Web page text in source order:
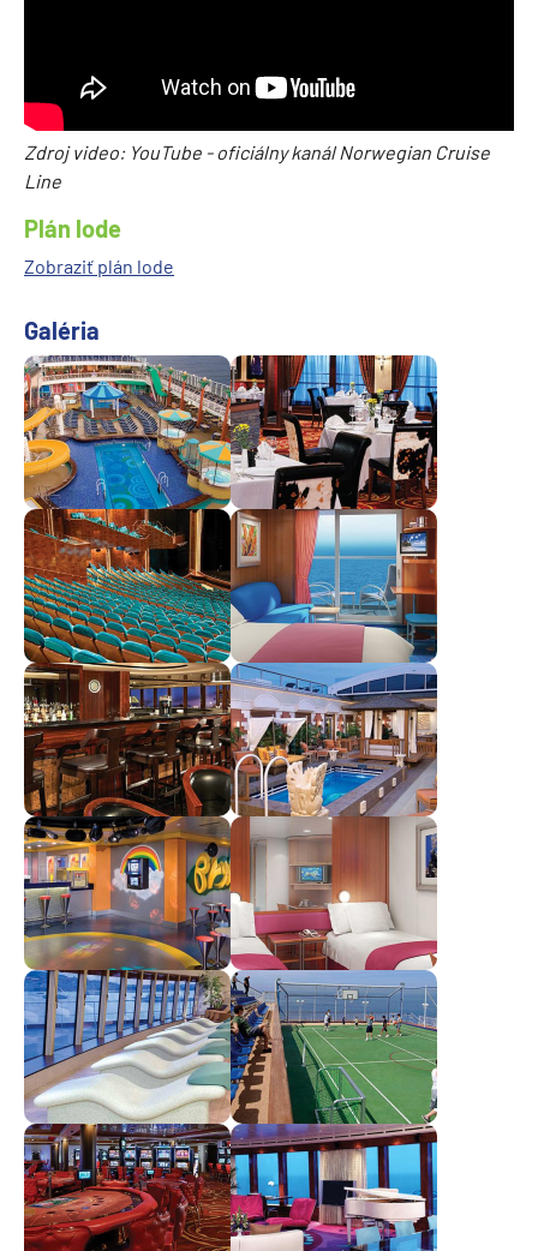
Zdroj video: YouTube - oficiálny kanál Norwegian Cruise
Line
Plán lode
Zobraziť plán lode
Galéria